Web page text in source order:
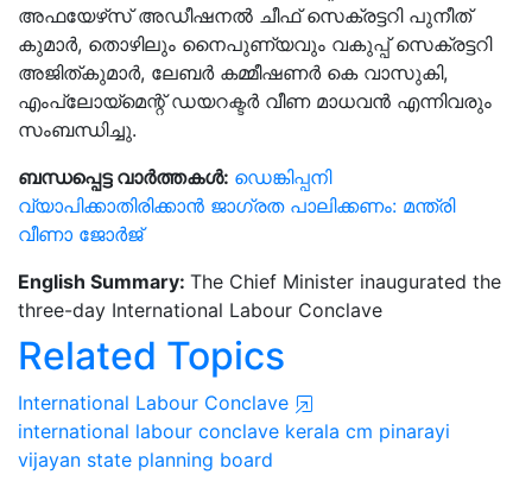
അഫയേഴ്‌സ് അഡീഷനൽ ചീഫ് സെക്രട്ടറി പുനീത്
കുമാർ, തൊഴിലും നൈപുണ്യവും വകുപ്പ് സെക്രട്ടറി
അജിത്കുമാർ, ലേബർ കമ്മീഷണർ കെ വാസുകി,
എംപ്ലോയ്‌മെന്റ് ഡയറക്ടർ വീണ മാധവൻ എന്നിവരും
സംബന്ധിച്ചു.
ബന്ധപ്പെട്ട വാർത്തകൾ: ഡെങ്കിപ്പനി
വ്യാപിക്കാതിരിക്കാൻ ജാഗ്രത പാലിക്കണം: മന്ത്രി
വീണാ ജോർജ്
English Summary: The Chief Minister inaugurated the
three-day International Labour Conclave
Related Topics
International Labour Conclave
international labour conclave kerala cm pinarayi
vijayan state planning board